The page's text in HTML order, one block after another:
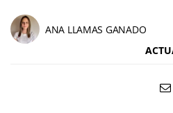
ANA LLAMAS GANADO